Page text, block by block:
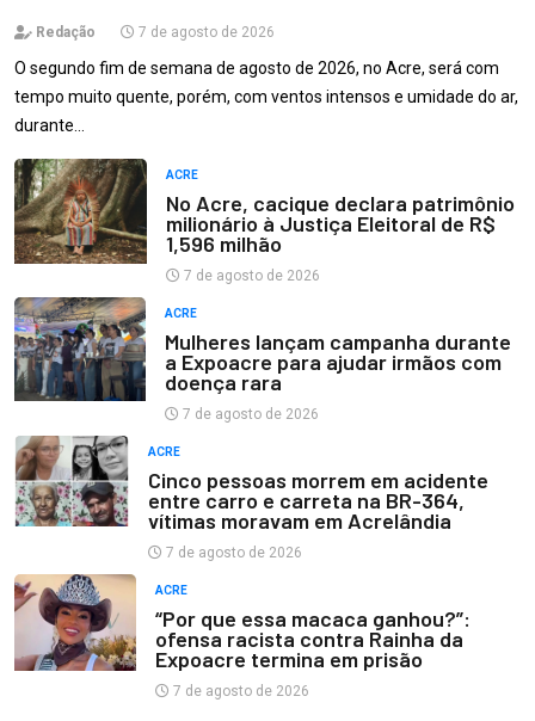
Redação 7 de agosto de 2026
O segundo fim de semana de agosto de 2026, no Acre, será com
tempo muito quente, porém, com ventos intensos e umidade do ar,
durante…
ACRE
No Acre, cacique declara patrimônio
milionário à Justiça Eleitoral de R$
1,596 milhão
7 de agosto de 2026
ACRE
Mulheres lançam campanha durante
a Expoacre para ajudar irmãos com
doença rara
7 de agosto de 2026
ACRE
Cinco pessoas morrem em acidente
entre carro e carreta na BR-364,
vítimas moravam em Acrelândia
7 de agosto de 2026
ACRE
“Por que essa macaca ganhou?”:
ofensa racista contra Rainha da
Expoacre termina em prisão
7 de agosto de 2026